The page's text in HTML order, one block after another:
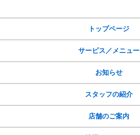
トップページ
サービス／メニュー
お知らせ
スタッフの紹介
店舗のご案内